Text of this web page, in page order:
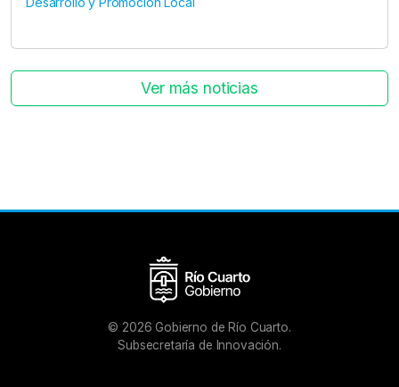
Ver más noticias
© 2026 Gobierno de Río Cuarto.
Subsecretaría de Innovación.